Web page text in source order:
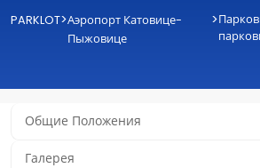
PARKLOT>Аэропорт Катовице-
Пыжовице
>
Общие Положения
Галерея